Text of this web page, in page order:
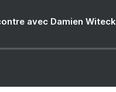
avec Damien